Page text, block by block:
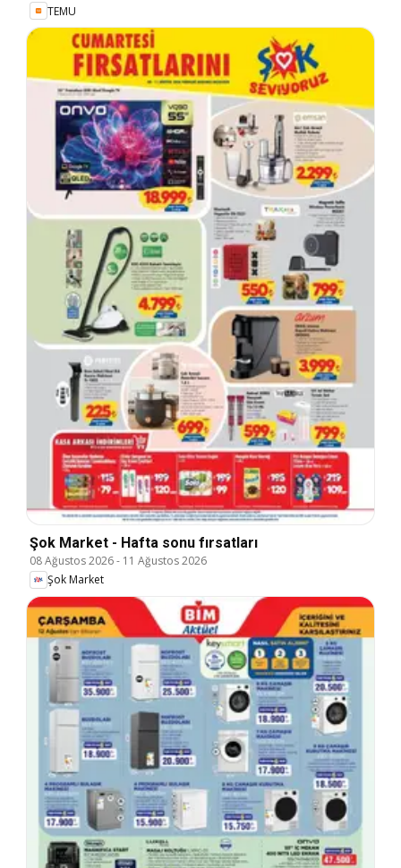
TEMU
Şok Market - Hafta sonu fırsatları
08 Ağustos 2026- 11 Ağustos 2026
Şok Market